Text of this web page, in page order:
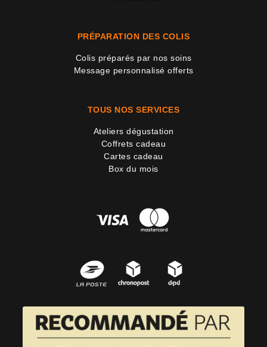
PRÉPARATION DES COLIS
Colis préparés par nos soins
Message personnalisé offerts
TOUS NOS SERVICES
Ateliers dégustation
Coffrets cadeau
Cartes cadeau
Box du mois